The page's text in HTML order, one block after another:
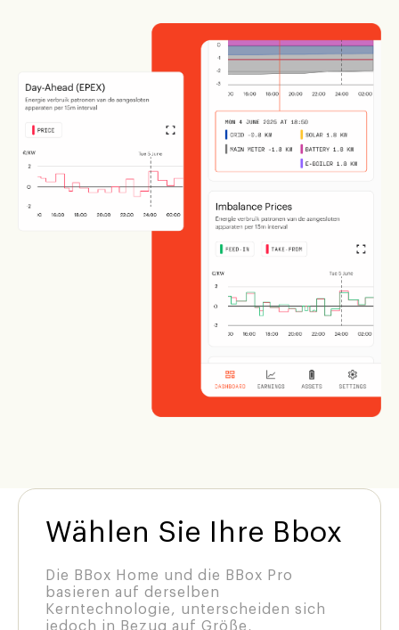
Wählen Sie Ihre Bbox
Die BBox Home und die BBox Pro
basieren auf derselben
Kerntechnologie, unterscheiden sich
jedoch in Bezug auf Größe,